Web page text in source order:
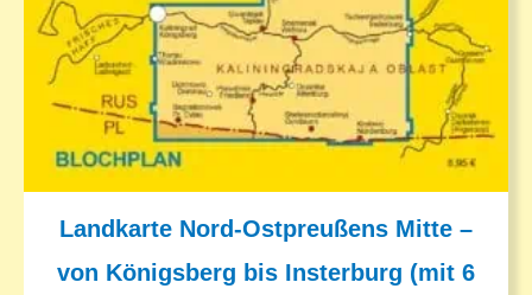
Landkarte Nord-Ostpreußens Mitte –
von Königsberg bis Insterburg (mit 6